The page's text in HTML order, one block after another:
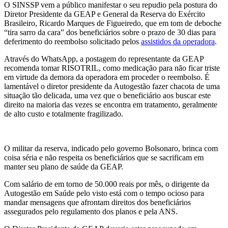
O SINSSP vem a público manifestar o seu repudio pela postura do
Diretor Presidente da GEAP e General da Reserva do Exército
Brasileiro, Ricardo Marques de Figueiredo, que em tom de deboche
“tira sarro da cara” dos beneficiários sobre o prazo de 30 dias para
deferimento do reembolso solicitado pelos assistidos da operadora.
Através do WhatsApp, a postagem do representante da GEAP
recomenda tomar RISOTRIL, como medicação para não ficar triste
em virtude da demora da operadora em proceder o reembolso. É
lamentável o diretor presidente da Autogestão fazer chacota de uma
situação tão delicada, uma vez que o beneficiário aos buscar este
direito na maioria das vezes se encontra em tratamento, geralmente
de alto custo e totalmente fragilizado.
O militar da reserva, indicado pelo governo Bolsonaro, brinca com
coisa séria e não respeita os beneficiários que se sacrificam em
manter seu plano de saúde da GEAP.
Com salário de em torno de 50.000 reais por mês, o dirigente da
Autogestão em Saúde pelo visto está com o tempo ocioso para
mandar mensagens que afrontam direitos dos beneficiários
assegurados pelo regulamento dos planos e pela ANS.